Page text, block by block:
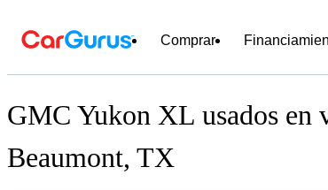
Comprar
GMC Yukon XL usados en
Beaumont, TX